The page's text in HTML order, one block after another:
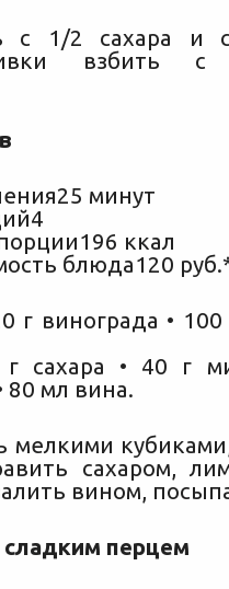
с 1/2 сахара и
взбить с
минут
ккал
блюда120
г винограда •
сахара • 40 г
80 мл вина.
мелкими
сахаром,
вином,
сладким перцем